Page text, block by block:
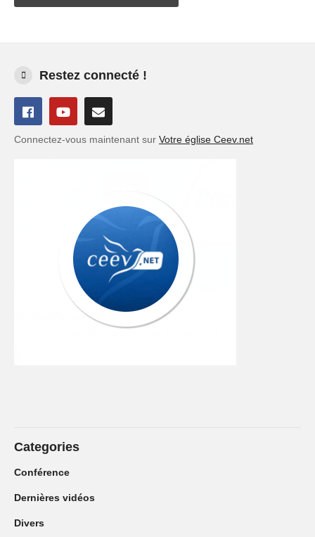
Restez connecté !
Connectez-vous maintenant sur Votre église Ceev.net
Categories
Conférence
Dernières vidéos
Divers